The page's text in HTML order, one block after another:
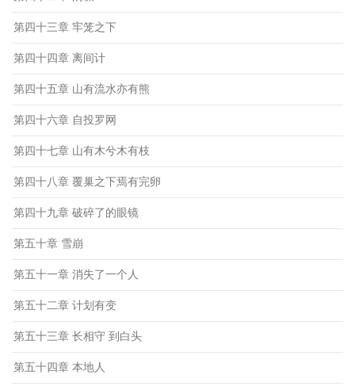
第四十三章 牢笼之下
第四十四章 离间计
第四十五章 山有流水亦有熊
第四十六章 自投罗网
第四十七章 山有木兮木有枝
第四十八章 覆巢之下焉有完卵
第四十九章 破碎了的眼镜
第五十章 雪崩
第五十一章 消失了一个人
第五十二章 计划有变
第五十三章 长相守 到白头
第五十四章 本地人